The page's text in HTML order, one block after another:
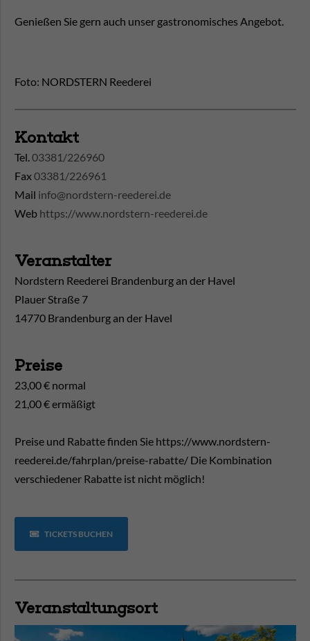
Genießen Sie gern auch unser gastronomisches Angebot.
Foto: NORDSTERN Reederei
Kontakt
Tel. 03381/226960
Fax03381/226961
Mail info@nordstern-reederei.de
Web https://www.nordstern-reederei.de
Veranstalter
Nordstern Reederei Brandenburg an der Havel
Plauer Straße 7
14770 Brandenburg an der Havel
Preise
23,00 € normal
21,00 € ermäßigt
Preise und Rabatte finden Sie https://www.nordstern-
reederei.de/fahrplan/preise-rabatte/ Die Kombination
verschiedener Rabatte ist nicht möglich!
TICKETS BUCHEN
Veranstaltungsort